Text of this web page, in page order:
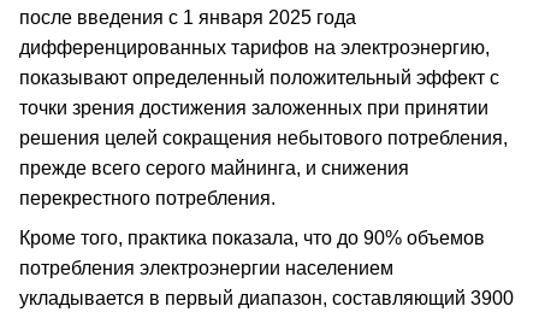
после введения с 1 января 2025 года
дифференцированных тарифов на электроэнергию,
показывают определенный положительный эффект с
точки зрения достижения заложенных при принятии
решения целей сокращения небытового потребления,
прежде всего серого майнинга, и снижения
перекрестного потребления.
Кроме того, практика показала, что до 90% объемов
потребления электроэнергии населением
укладывается в первый диапазон, составляющий 3900